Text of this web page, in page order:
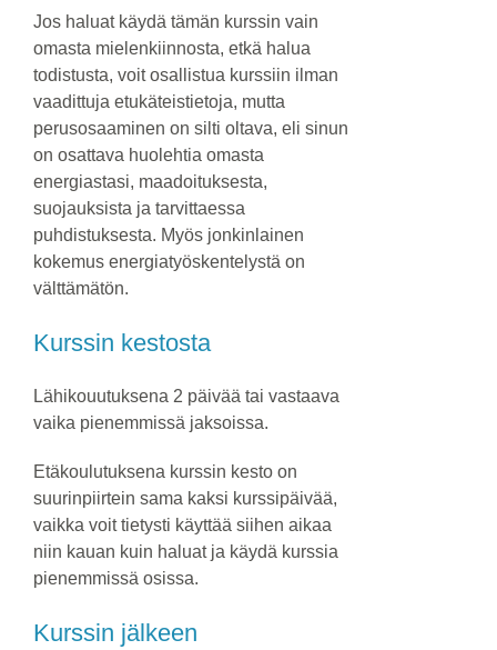
Jos haluat käydä tämän kurssin vain
omasta mielenkiinnosta, etkä halua
todistusta, voit osallistua kurssiin ilman
vaadittuja etukäteistietoja, mutta
perusosaaminen on silti oltava, eli sinun
on osattava huolehtia omasta
energiastasi, maadoituksesta,
suojauksista ja tarvittaessa
puhdistuksesta. Myös jonkinlainen
kokemus energiatyöskentelystä on
välttämätön.
Kurssin kestosta
Lähikouutuksena 2 päivää tai vastaava
vaika pienemmissä jaksoissa.
Etäkoulutuksena kurssin kesto on
suurinpiirtein sama kaksi kurssipäivää,
vaikka voit tietysti käyttää siihen aikaa
niin kauan kuin haluat ja käydä kurssia
pienemmissä osissa.
Kurssin jälkeen